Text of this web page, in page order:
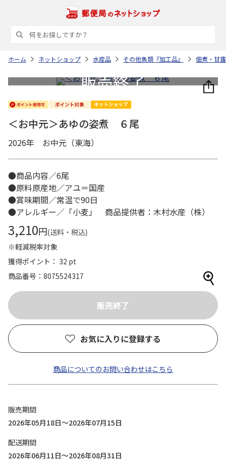
ホーム ネットショップ 水産品 その他魚類『加工品』 佃煮・甘
＜お中元＞あゆの姿煮 ６尾
2026年 お中元（東海）
●商品内容／6尾
●原料原産地／アユ＝国産
●賞味期間／常温で90日
●アレルギー／「小麦」 商品提供者：木村水産（株）
3,210円(送料・税込)
※軽減税率対象
獲得ポイント： 32 pt
商品番号
8075524317
お気に入りに登録する
商品についてのお問い合わせはこちら
販売期間
2026年05月18日～2026年07月15日
配送期間
2026年06月11日～2026年08月31日